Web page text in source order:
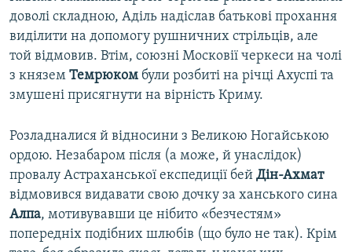
доволі складною, Аділь надіслав батькові прохання
виділити на допомогу рушничних стрільців, але
той відмовив. Втім, союзні Московії черкеси на чолі
з князем Темрюком були розбиті на річці Ахуспі та
змушені присягнути на вірність Криму.
Розладналися й відносини з Великою Ногайською
ордою. Незабаром після (а може, й унаслідок)
провалу Астраханської експедиції бей Дін-Ахмат
відмовився видавати свою дочку за ханського сина
Алпа, мотивувавши це нібито «безчестям»
попередніх подібних шлюбів (що було не так). Крім